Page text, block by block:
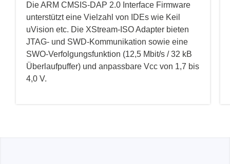
Die ARM CMSIS-DAP 2.0 Interface Firmware
unterstützt eine Vielzahl von IDEs wie Keil
uVision etc. Die XStream-ISO Adapter bieten
JTAG- und SWD-Kommunikation sowie eine
SWO-Verfolgungsfunktion (12,5 Mbit/s / 32 kB
Überlaufpuffer) und anpassbare Vcc von 1,7 bis
4,0 V.